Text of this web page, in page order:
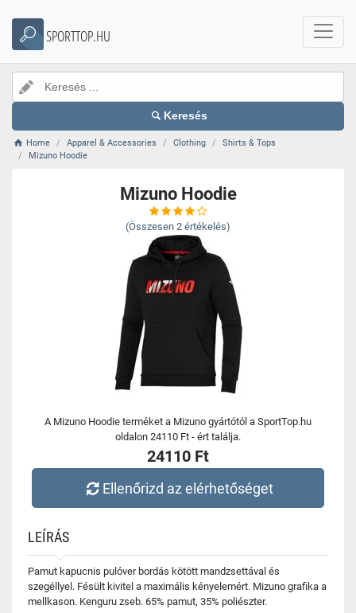
SPORTTOP.HU
Keresés
Home Apparel & Accessories Clothing
Shirts & Tops
Mizuno Hoodie
Mizuno Hoodie
(Összesen 2 értékelés)
A Mizuno Hoodie terméket a Mizuno gyártótól a SportTop.hu
oldalon 24110 Ft - ért találja.
24110 Ft
Ellenőrizd az elérhetőséget
LEÍRÁS
Pamut kapucnis pulóver bordás kötött mandzsettával és
szegéllyel. Fésült kivitel a maximális kényelemért. Mizuno grafika a
mellkason. Kenguru zseb. 65% pamut, 35% poliészter.